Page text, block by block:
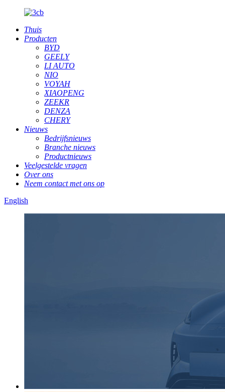
Thuis
Producten
BYD
GEELY
LI AUTO
NIO
VOYAH
XIAOPENG
ZEEKR
DENZA
CHERY
Nieuws
Bedrijfsnieuws
Branche nieuws
Productnieuws
Veelgestelde vragen
Over ons
Neem contact met ons op
English